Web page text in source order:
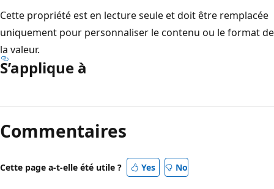
Cette propriété est en lecture seule et doit être remplacée
uniquement pour personnaliser le contenu ou le format de
la valeur.
S’applique à
lecture
désactivé
Commentaires
Cette page a-t-elle été utile ? Yes No